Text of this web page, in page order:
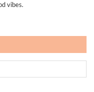
vibes.